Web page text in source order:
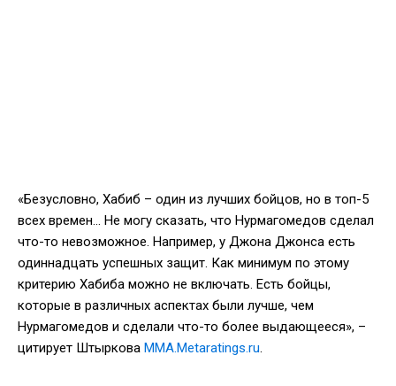
«Безусловно, Хабиб – один из лучших бойцов, но в топ-5
всех времен… Не могу сказать, что Нурмагомедов сделал
что-то невозможное. Например, у Джона Джонса есть
одиннадцать успешных защит. Как минимум по этому
критерию Хабиба можно не включать. Есть бойцы,
которые в различных аспектах были лучше, чем
Нурмагомедов и сделали что-то более выдающееся», –
цитирует Штыркова MMA.Metaratings.ru.